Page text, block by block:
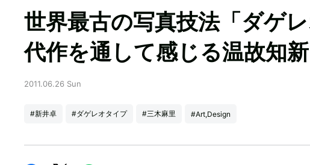
世界最古の写真技法「ダゲ
代作を通して感じる温故知新
2011.06.26 Sun
#新井卓 #ダゲレオタイプ #三木麻里 #Art,Design